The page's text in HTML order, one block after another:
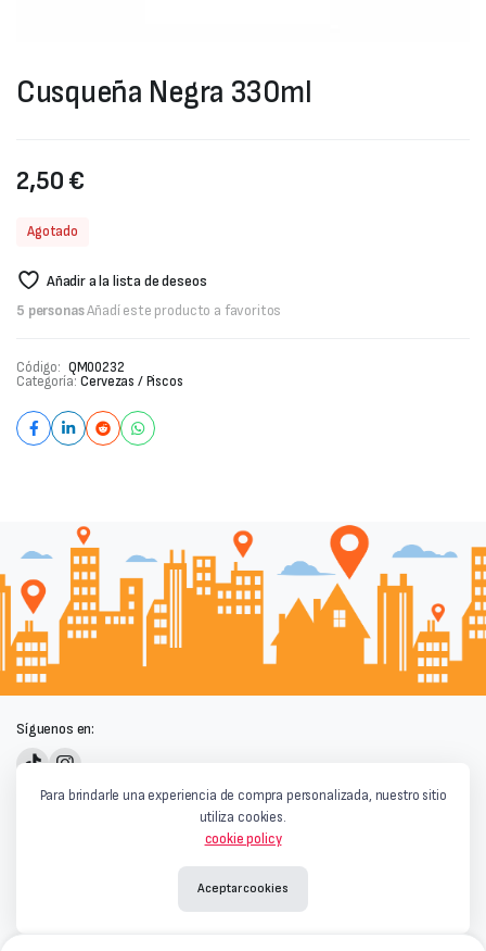
Cusqueña Negra 330ml
2,50€
Agotado
Añadir a la lista de deseos
5 personasAñadí este producto a favoritos
Código: QM00232
Categoría: Cervezas / Piscos
Síguenos en:
Powered by
Para brindarle una experiencia de compra personalizada, nuestro sitio
utiliza cookies.
cookie policy
Aceptar cookies